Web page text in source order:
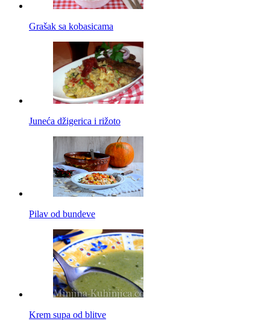
Grašak sa kobasicama
Juneća džigerica i rižoto
Pilav od bundeve
Krem supa od blitve